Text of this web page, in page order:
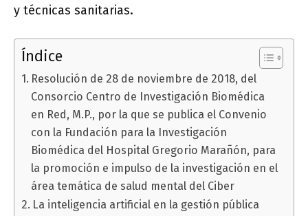
y técnicas sanitarias.
Índice
Resolución de 28 de noviembre de 2018, del
Consorcio Centro de Investigación Biomédica
en Red, M.P., por la que se publica el Convenio
con la Fundación para la Investigación
Biomédica del Hospital Gregorio Marañón, para
la promoción e impulso de la investigación en el
área temática de salud mental del Ciber
La inteligencia artificial en la gestión pública